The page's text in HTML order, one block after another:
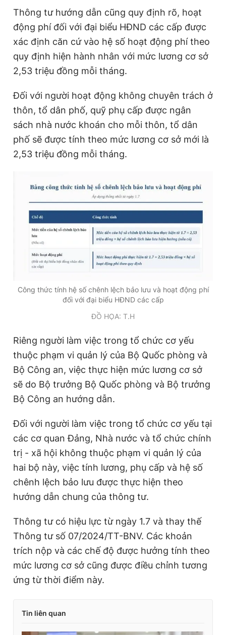
Thông tư hướng dẫn cũng quy định rõ, hoạt
động phí đối với đại biểu HĐND các cấp được
xác định căn cứ vào hệ số hoạt động phí theo
quy định hiện hành nhân với mức lương cơ sở
2,53 triệu đồng mỗi tháng.
Đối với người hoạt động không chuyên trách ở
thôn, tổ dân phố, quỹ phụ cấp được ngân
sách nhà nước khoán cho mỗi thôn, tổ dân
phố sẽ được tính theo mức lương cơ sở mới là
2,53 triệu đồng mỗi tháng.
Công thức tính hệ số chênh lệch bảo lưu và hoạt động phí
đối với đại biểu HĐND các cấp
ĐỒ HỌA: T.H
Riêng người làm việc trong tổ chức cơ yếu
thuộc phạm vi quản lý của Bộ Quốc phòng và
Bộ Công an, việc thực hiện mức lương cơ sở
sẽ do Bộ trưởng Bộ Quốc phòng và Bộ trưởng
Bộ Công an hướng dẫn.
Đối với người làm việc trong tổ chức cơ yếu tại
các cơ quan Đảng, Nhà nước và tổ chức chính
trị - xã hội không thuộc phạm vi quản lý của
hai bộ này, việc tính lương, phụ cấp và hệ số
chênh lệch bảo lưu được thực hiện theo
hướng dẫn chung của thông tư.
Thông tư có hiệu lực từ ngày 1.7 và thay thế
Thông tư số 07/2024/TT-BNV. Các khoản
trích nộp và các chế độ được hưởng tính theo
mức lương cơ sở cũng được điều chỉnh tương
ứng từ thời điểm này.
Tin liên quan